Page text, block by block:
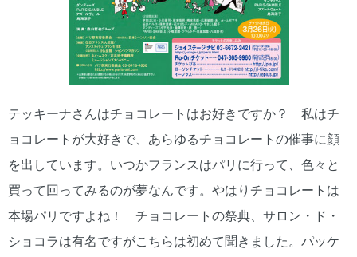
テッキーナさんはチョコレートはお好きですか？ 私はチ
ョコレートが大好きで、あらゆるチョコレートの催事に顔
を出しています。いつかフランスはパリに行って、色々と
買って回ってみるのが夢なんです。やはりチョコレートは
本場パリですよね！ チョコレートの祭典、サロン・ド・
ショコラは有名ですがこちらは初めて聞きました。パッケ